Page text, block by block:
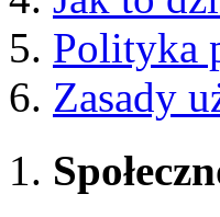
Polityka
Zasady